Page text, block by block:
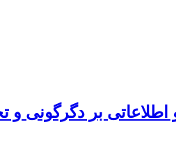
و اطلاعاتی بر دگرگونی